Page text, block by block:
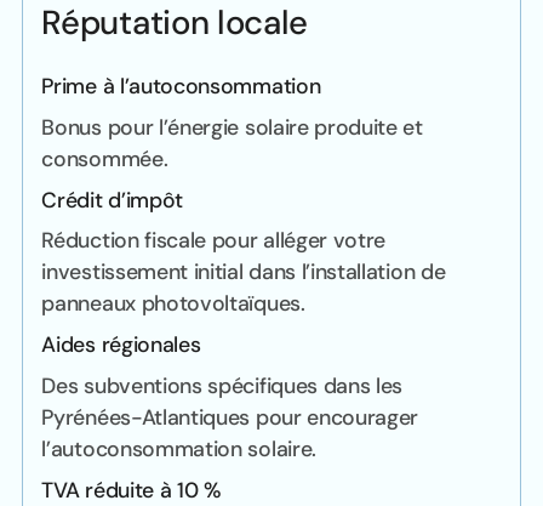
Réputation locale
Prime à l’autoconsommation
Bonus pour l’énergie solaire produite et
consommée.
Crédit d’impôt
Réduction fiscale pour alléger votre
investissement initial dans l’installation de
panneaux photovoltaïques.
Aides régionales
Des subventions spécifiques dans les
Pyrénées-Atlantiques pour encourager
l’autoconsommation solaire.
TVA réduite à 10 %